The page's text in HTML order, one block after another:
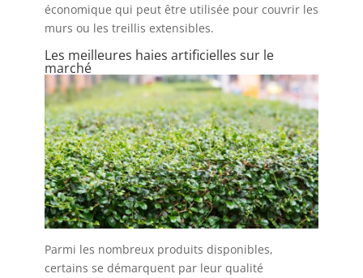
économique qui peut être utilisée pour couvrir les
murs ou les treillis extensibles.
Les meilleures haies artificielles sur le
marché
Parmi les nombreux produits disponibles,
certains se démarquent par leur qualité